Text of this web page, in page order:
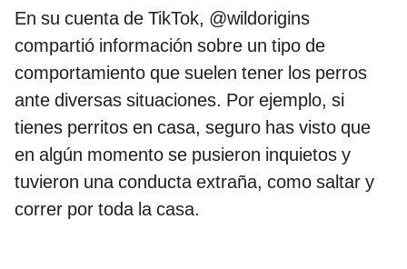
En su cuenta de TikTok, @wildorigins
compartió información sobre un tipo de
comportamiento que suelen tener los perros
ante diversas situaciones. Por ejemplo, si
tienes perritos en casa, seguro has visto que
en algún momento se pusieron inquietos y
tuvieron una conducta extraña, como saltar y
correr por toda la casa.